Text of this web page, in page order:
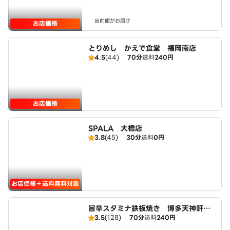
お店価格 出前館がお届け
お店価格
とりめし かえで食堂 福岡南店
4.5(44) 70分送料240円
お店価格＋送料無料対象
SPALA 大橋店
3.8(45) 30分送料0円
旨辛スタミナ鉄板焼き 博多天神軒
福岡南店
3.5(128) 70分送料240円